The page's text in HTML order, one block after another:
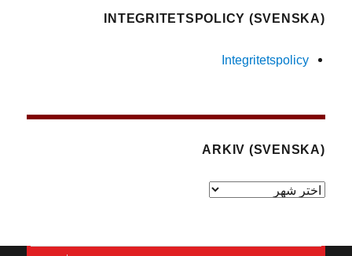
(SVENSKA) INTEGRITETSPOLICY
Integritetspolicy
(SVENSKA) ARKIV